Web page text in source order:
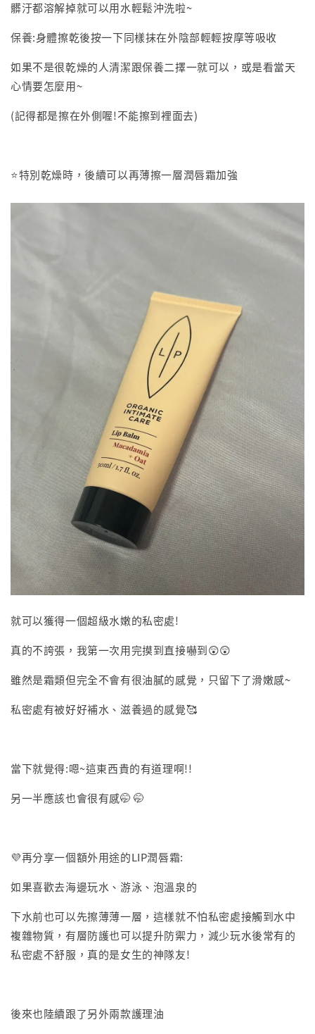
髒汙都溶解掉就可以用水輕鬆沖洗啦~
保養:身體擦乾後按一下同樣抹在外陰部輕輕按摩等吸收
如果不是很乾燥的人清潔跟保養二擇一就可以，或是看當天
心情要怎麼用~
(記得都是擦在外側喔!不能擦到裡面去)
⭐特別乾燥時，後續可以再薄擦一層潤唇霜加強
就可以獲得一個超級水嫩的私密處!
真的不誇張，我第一次用完摸到直接嚇到😲😲
雖然是霜類但完全不會有很油膩的感覺，只留下了滑嫩感~
私密處有被好好補水、滋養過的感覺🥰
當下就覺得:嗯~這東西貴的有道理啊!!
另一半應該也會很有感🤭 🤭
💜再分享一個額外用途的LIP潤唇霜:
如果喜歡去海邊玩水、游泳、泡溫泉的
下水前也可以先擦薄薄一層，這樣就不怕私密處接觸到水中
複雜物質，有層防護也可以提升防禦力，減少玩水後常有的
私密處不舒服，真的是女生的神隊友!
後來也陸續跟了另外兩款護理油